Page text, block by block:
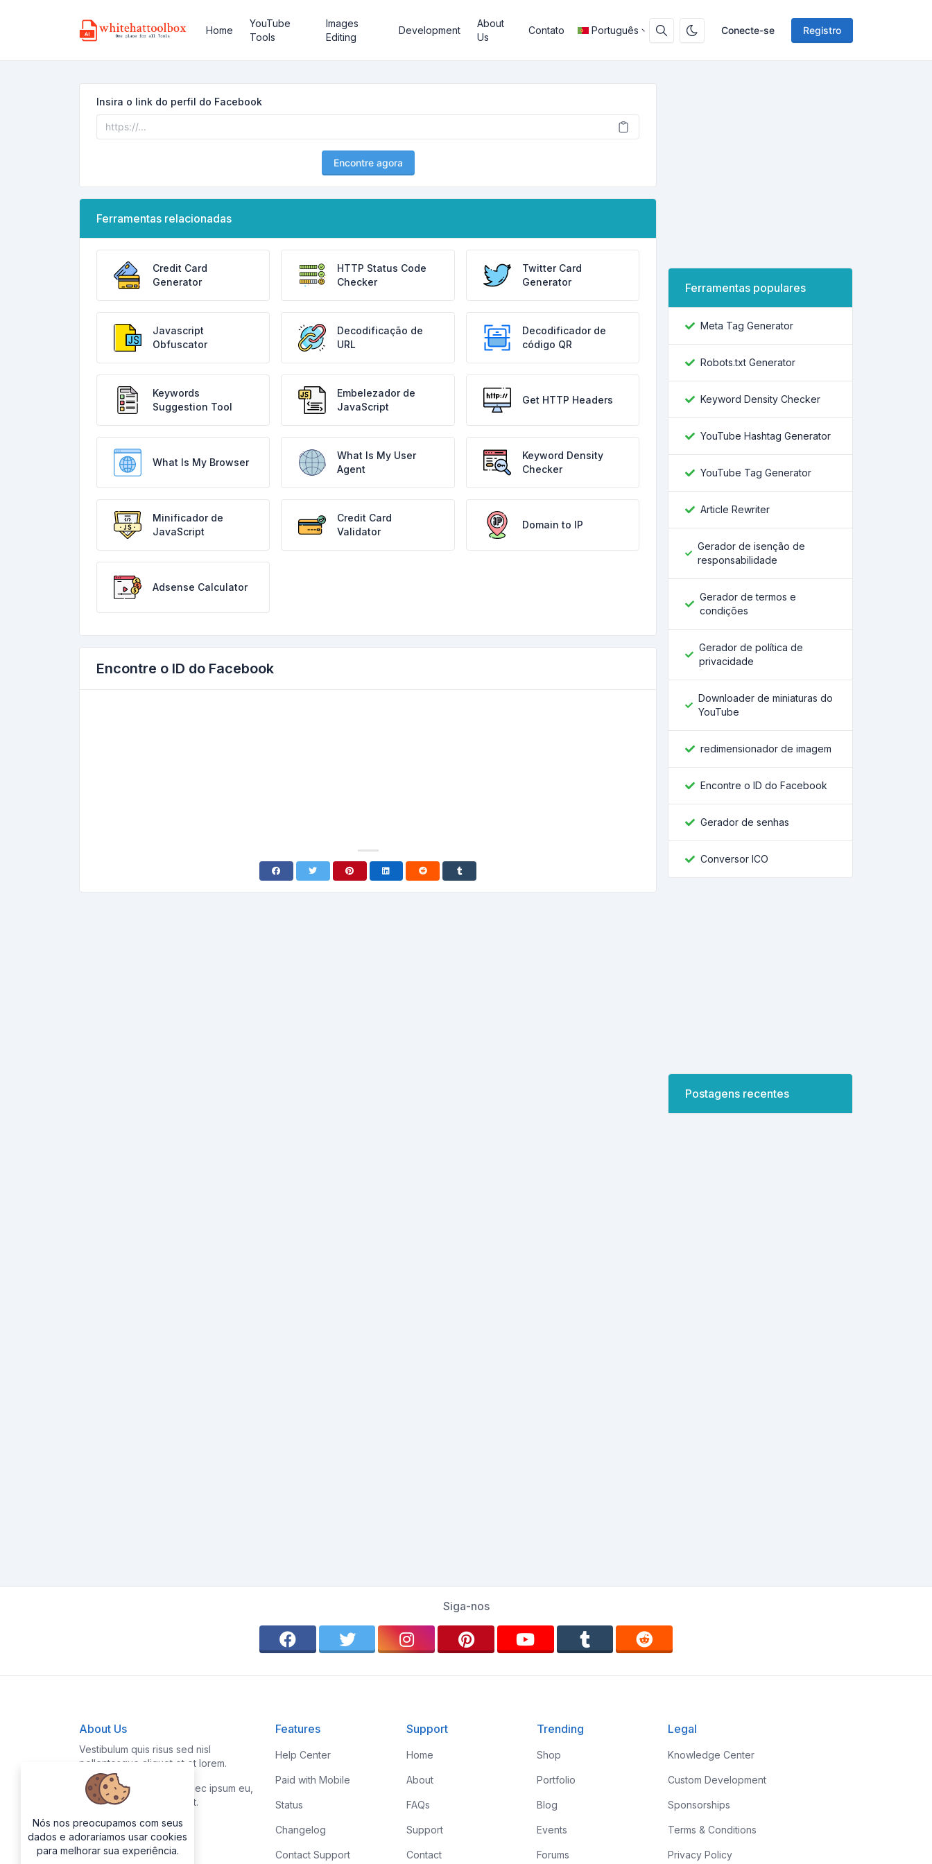
Conecte-se Registro
Home
YouTube
Tools
Images
Editing
Development
About
Us
Contato Português
Insira o link do perfil do Facebook
Encontre agora
Ferramentas relacionadas
Credit Card
Generator
HTTP Status Code
Checker
Twitter Card
Generator
Javascript
Obfuscator
Decodificação de
URL
Decodificador de
código QR
Keywords
Suggestion Tool
Embelezador de
JavaScript
Get HTTP Headers
What Is My Browser
What Is My User
Agent
Keyword Density
Checker
Minificador de
JavaScript
Credit Card
Validator
Domain to IP
Adsense Calculator
Encontre o ID do Facebook
Ferramentas populares
Meta Tag Generator
Robots.txt Generator
Keyword Density Checker
YouTube Hashtag Generator
YouTube Tag Generator
Article Rewriter
Gerador de isenção de
responsabilidade
Gerador de termos e
condições
Gerador de política de
privacidade
Downloader de miniaturas do
YouTube
redimensionador de imagem
Encontre o ID do Facebook
Gerador de senhas
Conversor ICO
Postagens recentes
Siga-nos
About Us
Vestibulum quis risus sed nisl
pellentesque aliquet et et lorem.
Fusce nibh nisl, gravida nec ipsum eu,
feugiat condimentum velit.
Features
Help Center
Paid with Mobile
Status
Changelog
Contact Support
Support
Home
About
FAQs
Support
Contact
Trending
Shop
Portfolio
Blog
Events
Forums
Legal
Knowledge Center
Custom Development
Sponsorships
Terms & Conditions
Privacy Policy
Nós nos preocupamos com seus
dados e adoraríamos usar cookies
para melhorar sua experiência.